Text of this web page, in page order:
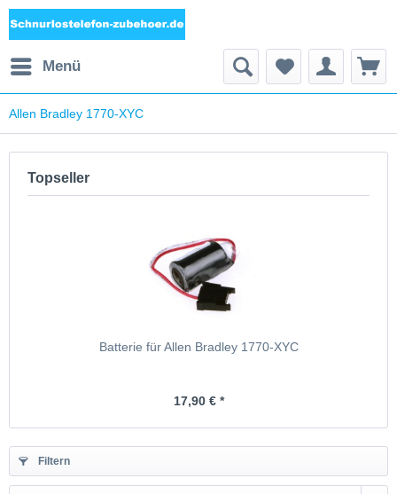
Menü
Allen Bradley 1770-XYC
Topseller
Batterie für Allen Bradley 1770-XYC
17,90 € *
Filtern